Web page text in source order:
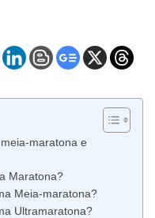
maratona e
Maratona?
Meia-maratona?
Ultramaratona?